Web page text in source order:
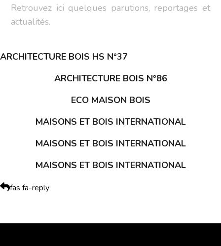
Retrouvez ici quelques parutions, reportages et
actualités.
ARCHITECTURE BOIS HS N°37
ARCHITECTURE BOIS N°86
ECO MAISON BOIS
MAISONS ET BOIS INTERNATIONAL
MAISONS ET BOIS INTERNATIONAL
MAISONS ET BOIS INTERNATIONAL
fas fa-reply